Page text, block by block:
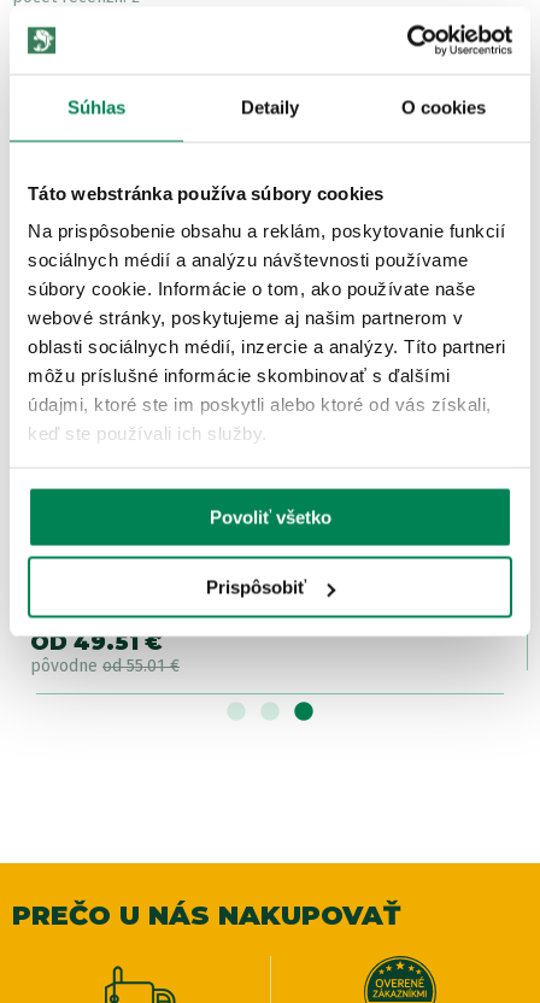
Súhlas Detaily O cookies
Táto webstránka používa súbory cookies
Na prispôsobenie obsahu a reklám, poskytovanie funkcií
sociálnych médií a analýzu návštevnosti používame
súbory cookie. Informácie o tom, ako používate naše
webové stránky, poskytujeme aj našim partnerom v
oblasti sociálnych médií, inzercie a analýzy. Títo partneri
môžu príslušné informácie skombinovať s ďalšími
údajmi, ktoré ste im poskytli alebo ktoré od vás získali,
keď ste používali ich služby.
Povoliť všetko
Prispôsobiť
RECENZIE
Hodnotené09.03.2022
ĎALŠIE PRODUKTY TEJ ISTEJ
ZNAČKY
LETNÝ VÝPREDAJ Akcia -21%
2 varianty
Bipex Podnožník ku kreslu FK2
Skladom/ u vás už 11.08.
OD 49.51 €
pôvodne od 55.01 €
PREČO U NÁS NAKUPOVAŤ